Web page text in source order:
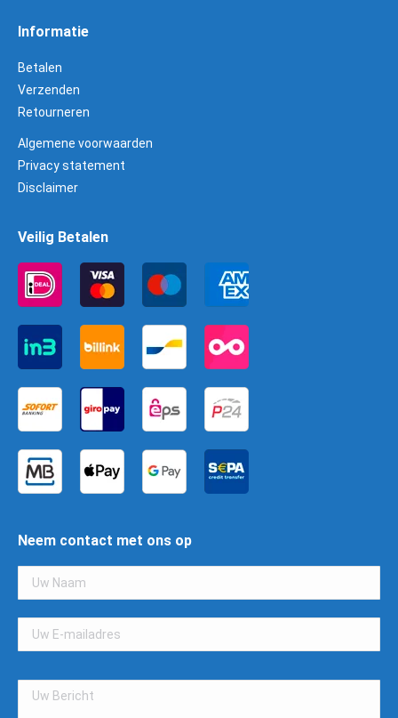
Informatie
Betalen
Verzenden
Retourneren
Algemene voorwaarden
Privacy statement
Disclaimer
Veilig Betalen
Neem contact met ons op
Gelieve
dit